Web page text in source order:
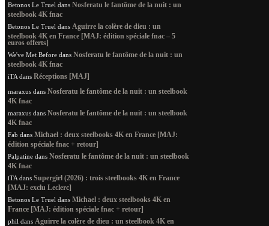
Betonos Le Truel dans Nosferatu le fantôme de la nuit : un
steelbook 4K fnac
Betonos Le Truel dans Aguirre la colère de dieu : un
steelbook 4K en France [MAJ: édition spéciale fnac – 5
euros offerts]
We've Met Before dans Nosferatu le fantôme de la nuit : un
steelbook 4K fnac
iTA dans Réceptions [MAJ]
maraxus dans Nosferatu le fantôme de la nuit : un steelbook
4K fnac
maraxus dans Nosferatu le fantôme de la nuit : un steelbook
4K fnac
Fab dans Michael : deux steelbooks 4K en France [MAJ:
édition spéciale fnac + retour]
Palpatine dans Nosferatu le fantôme de la nuit : un steelbook
4K fnac
iTA dans Supergirl (2026) : trois steelbooks 4K en France
[MAJ: exclu Leclerc]
Betonos Le Truel dans Michael : deux steelbooks 4K en
France [MAJ: édition spéciale fnac + retour]
phil dans Aguirre la colère de dieu : un steelbook 4K en